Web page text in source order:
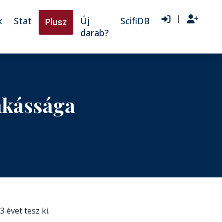
Stat Plusz
Új
darab?
ScifiDB |
évet tesz ki.